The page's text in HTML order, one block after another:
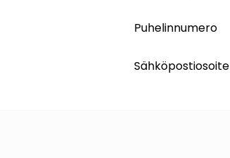
Puhelinnumero
Sähköpostiosoite